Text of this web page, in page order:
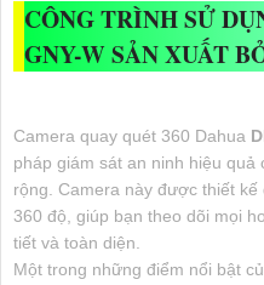
CÔNG TRÌNH SỬ
GNY-WSẢN XUẤT
Camera quay quét 360 Dahua
pháp giám sát an ninh hiệu quả
rộng. Camera này được thiết
360 độ, giúp bạn theo dõi mọi
tiết và toàn diện.
Một trong những điểm nổi bật